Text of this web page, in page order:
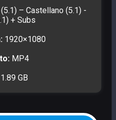
– Castellano (5.1) -
+ Subs
1920×1080
MP4
1.89 GB